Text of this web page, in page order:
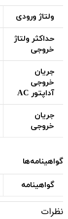
ولتاژ ورودی
حداکثر ولتاژ
خروجی
جریان
خروجی
آداپتور AC
جریان
خروجی
گواهینامه‌ها
گواهینامه
نظرات